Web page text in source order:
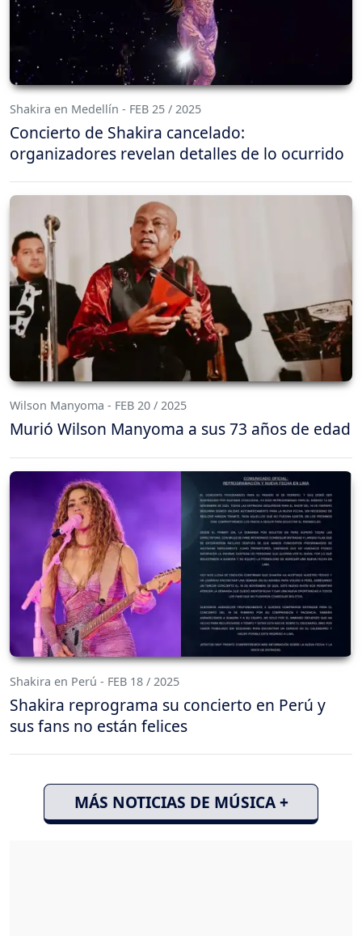
Shakira en Medellín - FEB 25 / 2025
Concierto de Shakira cancelado:
organizadores revelan detalles de lo ocurrido
Wilson Manyoma - FEB 20 / 2025
Murió Wilson Manyoma a sus 73 años de edad
Shakira en Perú - FEB 18 / 2025
Shakira reprograma su concierto en Perú y
sus fans no están felices
MÁS NOTICIAS DE MÚSICA +